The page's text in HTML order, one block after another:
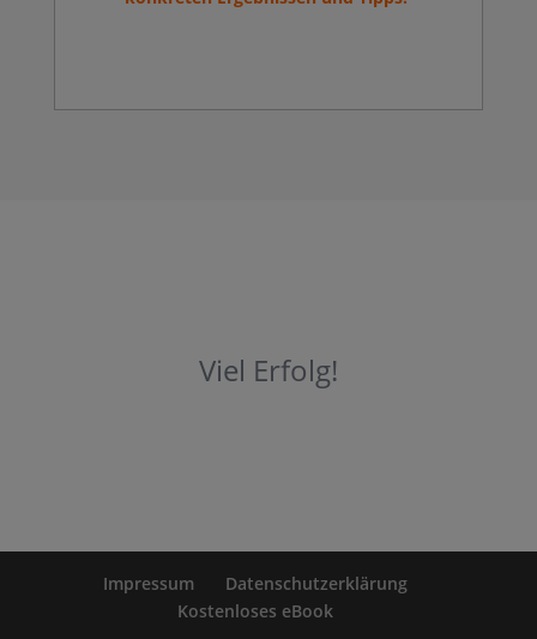
Viel Erfolg!
Impressum
Datenschutzerklärung
Kostenloses eBook